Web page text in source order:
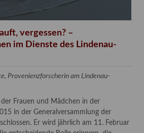
vergessen? –
im Dienste des Lindenau-
Provenienzforscherin am Lindenau-
Frauen und Mädchen in der
in der Generalversammlung der
Er wird jährlich am 11. Februar